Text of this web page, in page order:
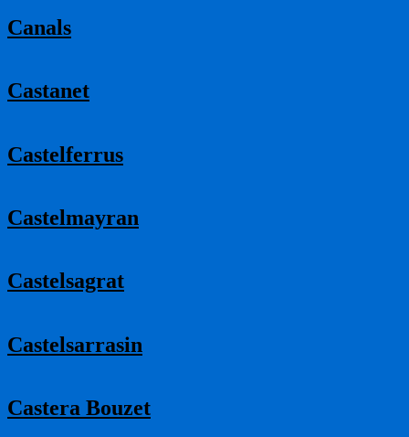
Canals
Castanet
Castelferrus
Castelmayran
Castelsagrat
Castelsarrasin
Castera Bouzet